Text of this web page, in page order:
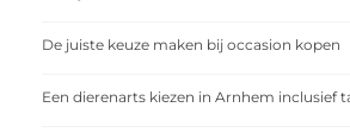
De juiste keuze maken bij occasion kopen
Een dierenarts kiezen in Arnhem inclusief